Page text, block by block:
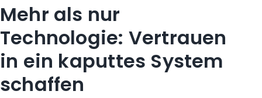
Mehr als nur
Technologie: Vertrauen
in ein kaputtes System
schaffen